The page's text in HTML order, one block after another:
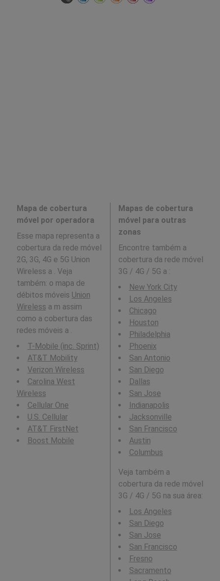
Mapa de cobertura
móvel por operadora
Esse mapa representa a
cobertura da rede móvel
2G, 3G, 4G e 5G Union
Wireless a . Veja
também: o mapa de
débitos móveis Union
Wireless a m assim
como a cobertura das
redes móveis a .
T-Mobile (inc. Sprint)
AT&T Mobility
Verizon Wireless
Carolina West
Wireless
Cellular One
U.S. Cellular
AT&T FirstNet
Boost Mobile
Mapas de cobertura
móvel para outras
zonas
Encontre também a
cobertura da rede móvel
3G / 4G / 5G a :
New York City
Los Angeles
Chicago
Houston
Philadelphia
Phoenix
San Antonio
San Diego
Dallas
San Jose
Indianapolis
Jacksonville
San Francisco
Austin
Columbus
Veja também a
cobertura da rede móvel
3G / 4G / 5G na sua área:
Los Angeles
San Diego
San Jose
San Francisco
Fresno
Sacramento